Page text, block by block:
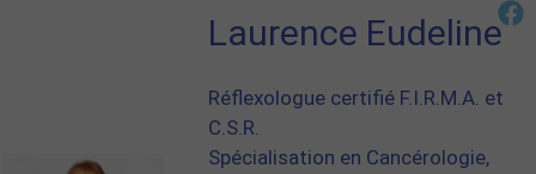
Laurence Eudeline
Réflexologue certifié F.I.R.M.A. et
C.S.R.
Spécialisation en Cancérologie,